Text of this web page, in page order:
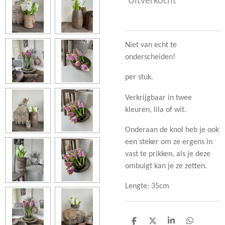
Niet van echt te
onderscheiden!
per stuk.
Verkrijgbaar in twee
kleuren, lila of wit.
Onderaan de knol heb je ook
een steker om ze ergens in
vast te prikken, als je deze
ombuigt kan je ze zetten.
Lengte: 35cm